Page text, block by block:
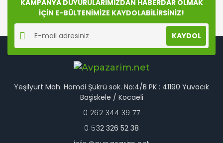
Yorum Yaz
Ürün resmi kalitesiz, bozuk veya görüntülenemiyor.
Ürün açıklamasında eksik bilgiler bulunuyor.
Ürün bilgilerinde hatalar bulunuyor.
Ürün fiyatı diğer sitelerden daha pahalı.
Bu ürüne benzer farklı alternatifler olmalı.
KAMPANYA DUYURULARIMIZDAN HABERDAR OLMAK
İÇİN E-BÜLTENİMİZE KAYDOLABİLİRSİNİZ!
KAYDOL
Yeşilyurt Mah. Hamdi Şükrü sok. No:4/B PK : 41190 Yuvacık
Başiskele / Kocaeli
0 262 344 39 77
0 532 326 52 38